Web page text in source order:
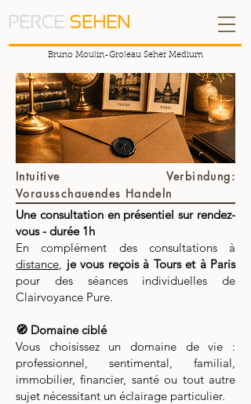
Bruno Moulin-Groleau Seher Medium
PERCE SEHEN
Intuitive Verbindung:
Vorausschauendes Handeln
Une consultation en présentiel sur rendez-
vous - durée 1h
En complément des consultations à
distance, je vous reçois à Tours et à Paris
pour des séances individuelles de
Clairvoyance Pure.
🧭 Domaine ciblé
Vous choisissez un domaine de vie :
professionnel, sentimental, familial,
immobilier, financier, santé ou tout autre
sujet nécessitant un éclairage particulier.